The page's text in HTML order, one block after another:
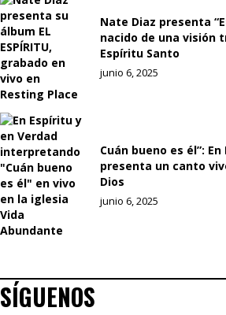
Nate Diaz presenta
nacido de una visión
Espíritu Santo
junio 6, 2025
Cuán bueno es él”:
presenta un canto
Dios
junio 6, 2025
SÍGUENOS